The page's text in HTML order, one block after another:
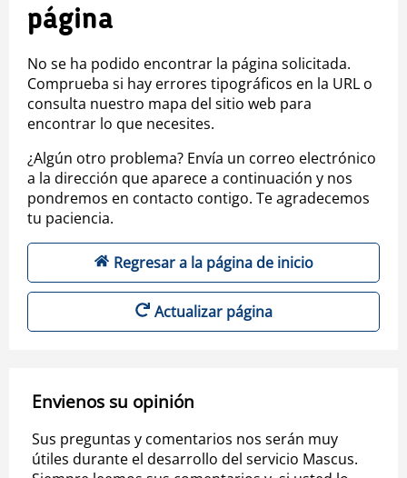
página
No se ha podido encontrar la página solicitada.
Comprueba si hay errores tipográficos en la URL o
consulta nuestro mapa del sitio web para
encontrar lo que necesites.
¿Algún otro problema? Envía un correo electrónico
a la dirección que aparece a continuación y nos
pondremos en contacto contigo. Te agradecemos
tu paciencia.
Regresar a la página de inicio
Actualizar página
Envienos su opinión
Sus preguntas y comentarios nos serán muy
útiles durante el desarrollo del servicio Mascus.